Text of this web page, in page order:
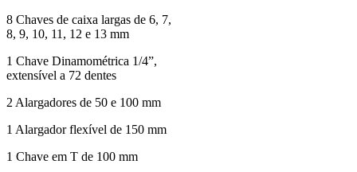
8 Chaves de caixa largas de 6, 7,
8, 9, 10, 11, 12 e 13 mm
1 Chave Dinamométrica 1/4”,
extensível a 72 dentes
2 Alargadores de 50 e 100 mm
1 Alargador flexível de 150 mm
1 Chave em T de 100 mm